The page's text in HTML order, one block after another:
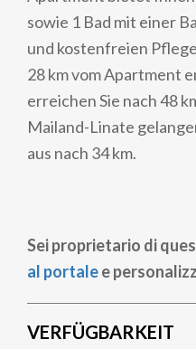
sowie 1 Bad mit einer
und kostenfreien
28 km vom Apartment
erreichen Sie nach 48
Mailand-Linate
aus nach 34 km.
Sei proprietario di
al portalee
VERFÜGBARKEIT